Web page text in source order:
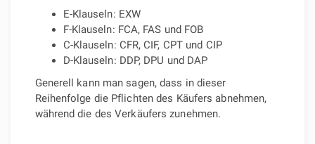
E-Klauseln: EXW
F-Klauseln: FCA, FAS und FOB
C-Klauseln: CFR, CIF, CPT und CIP
D-Klauseln: DDP, DPU und DAP
Generell kann man sagen, dass in dieser
Reihenfolge die Pflichten des Käufers abnehmen,
während die des Verkäufers zunehmen.